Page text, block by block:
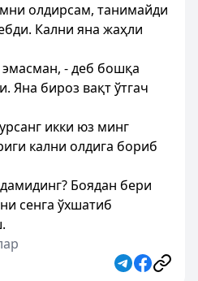
олдирсам, танимайди
Кални яна жаҳли
- деб бошқа
Яна бироз вақт ўтгач
икки юз минг
кални олдига бориб
Боядан бери
сенга ўхшатиб